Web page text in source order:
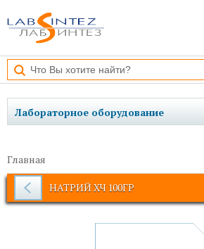
Лабораторное оборудование
Главная
НАТРИЙ ХЧ 100ГР